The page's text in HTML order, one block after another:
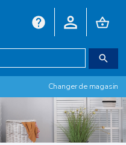
Changer de magasin